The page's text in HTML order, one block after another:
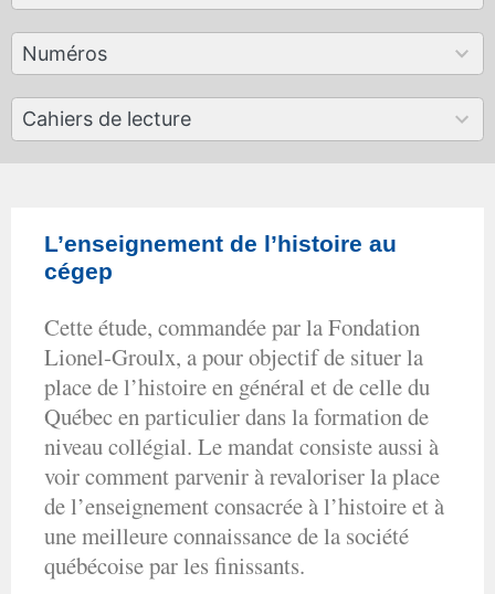
Numéros
179
results
Cahiers de lecture
50
results
L’enseignement de l’histoire au
cégep
Cette étude, commandée par la Fondation
Lionel-Groulx, a pour objectif de situer la
place de l’histoire en général et de celle du
Québec en particulier dans la formation de
niveau collégial. Le mandat consiste aussi à
voir comment parvenir à revaloriser la place
de l’enseignement consacrée à l’histoire et à
une meilleure connaissance de la société
québécoise par les finissants.